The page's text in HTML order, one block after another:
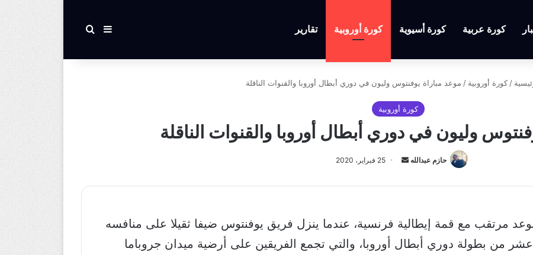
كورة عربية كورة أسيوية كورة أوروبية تقارير إضافة عمود جانبي
بحث عن
/ كورة أوروبية / موعد مباراة يوفنتوس وليون في دوري أبطال أوروبا والقنوات الناقلة
كورة أوروبية
وليون في دوري أبطال أوروبا والقنوات الناقلة
حازم عبدالله
أرسل
إلكترونيا
25 فبراير، 2020
مرتقب مع قمة إيطالية فرنسية، عندما ينزل فريق يوفنتوس ضيفا ثقيلا على منافسه
من بطولة دوري أبطال أوروبا، والتي تجمع الفريقين على أرضية ميدان جروباما